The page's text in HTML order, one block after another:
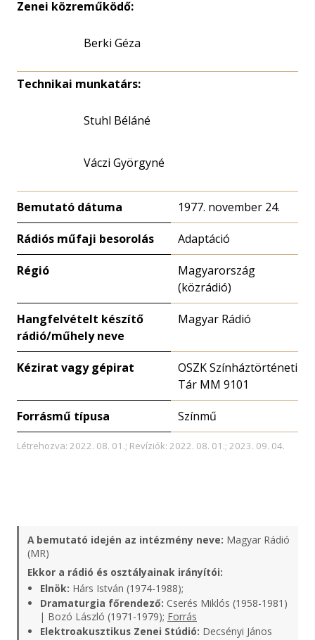
Zenei közreműködő:
Berki Géza
Technikai munkatárs:
Stuhl Béláné
Váczi Györgyné
Bemutató dátuma 1977. november 24.
Rádiós műfaji besorolás Adaptáció
Régió
Magyarország
(közrádió)
Hangfelvételt készítő
rádió/műhely neve
Magyar Rádió
Kézirat vagy gépirat
OSZK Színháztörténeti
Tár MM 9101
Forrásmű típusa Színmű
Létrehozva: 2022. 08. 01.; Revíziók: 2022. 08. 01.; 2023. 09. 04.
A bemutató idején az intézmény neve: Magyar Rádió
(MR)
Ekkor a rádió és osztályainak irányítói:
Elnök: Hárs István (1974-1988);
Dramaturgia főrendező: Cserés Miklós (1958-1981)
| Bozó László (1971-1979); Forrás
Elektroakusztikus Zenei Stúdió: Decsényi János